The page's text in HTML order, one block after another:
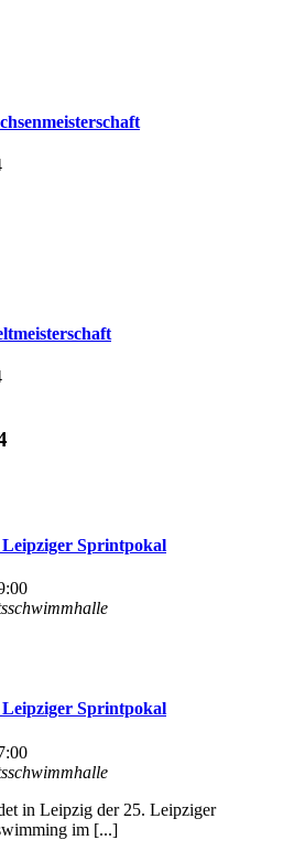
Sprintpokal
Sprintpokal
in Leipzig der 25. Leipziger
im [...]